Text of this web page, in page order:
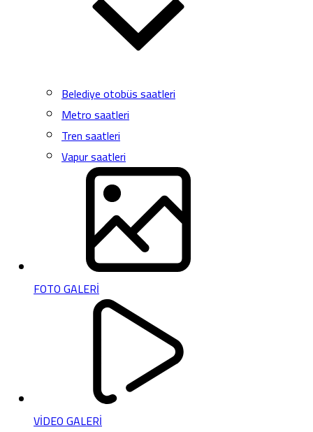
Belediye otobüs saatleri
Metro saatleri
Tren saatleri
Vapur saatleri
FOTO GALERİ
VİDEO GALERİ